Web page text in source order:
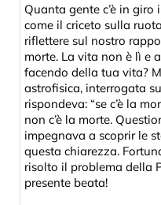
Quanta gente c’è in
come il criceto sulla
riflettere sul nostro
morte. La vita non è lì e
facendo della tua vita?
astrofisica, interrogata
rispondeva: “se c’è la
non c’è la morte.
impegnava a scoprir le
questa chiarezza.
risolto il problema della
presente beata!